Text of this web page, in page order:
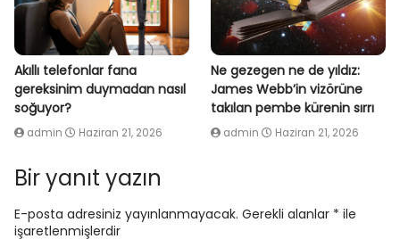
Akıllı telefonlar fana
gereksinim duymadan nasıl
soğuyor?
admin Haziran 21, 2026
Ne gezegen ne de yıldız:
James Webb’in vizörüne
takılan pembe kürenin sırrı
admin Haziran 21, 2026
Bir yanıt yazın
E-posta adresiniz yayınlanmayacak. Gerekli alanlar * ile
işaretlenmişlerdir